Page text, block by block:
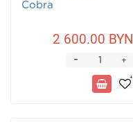
Cobra
2 600.00 BYN
+
-